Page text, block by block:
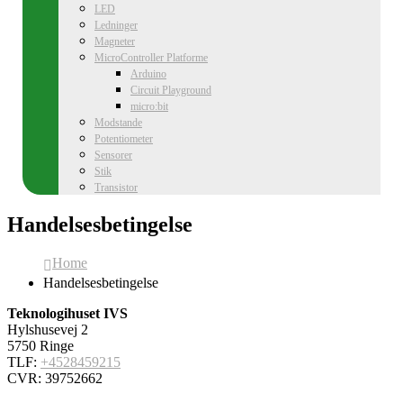
LED
Ledninger
Magneter
MicroController Platforme
Arduino
Circuit Playground
micro:bit
Modstande
Potentiometer
Sensorer
Stik
Transistor
Handelsesbetingelse
Home
Handelsesbetingelse
Teknologihuset IVS
Hylshusevej 2
5750 Ringe
TLF: +4528459215
CVR: 39752662